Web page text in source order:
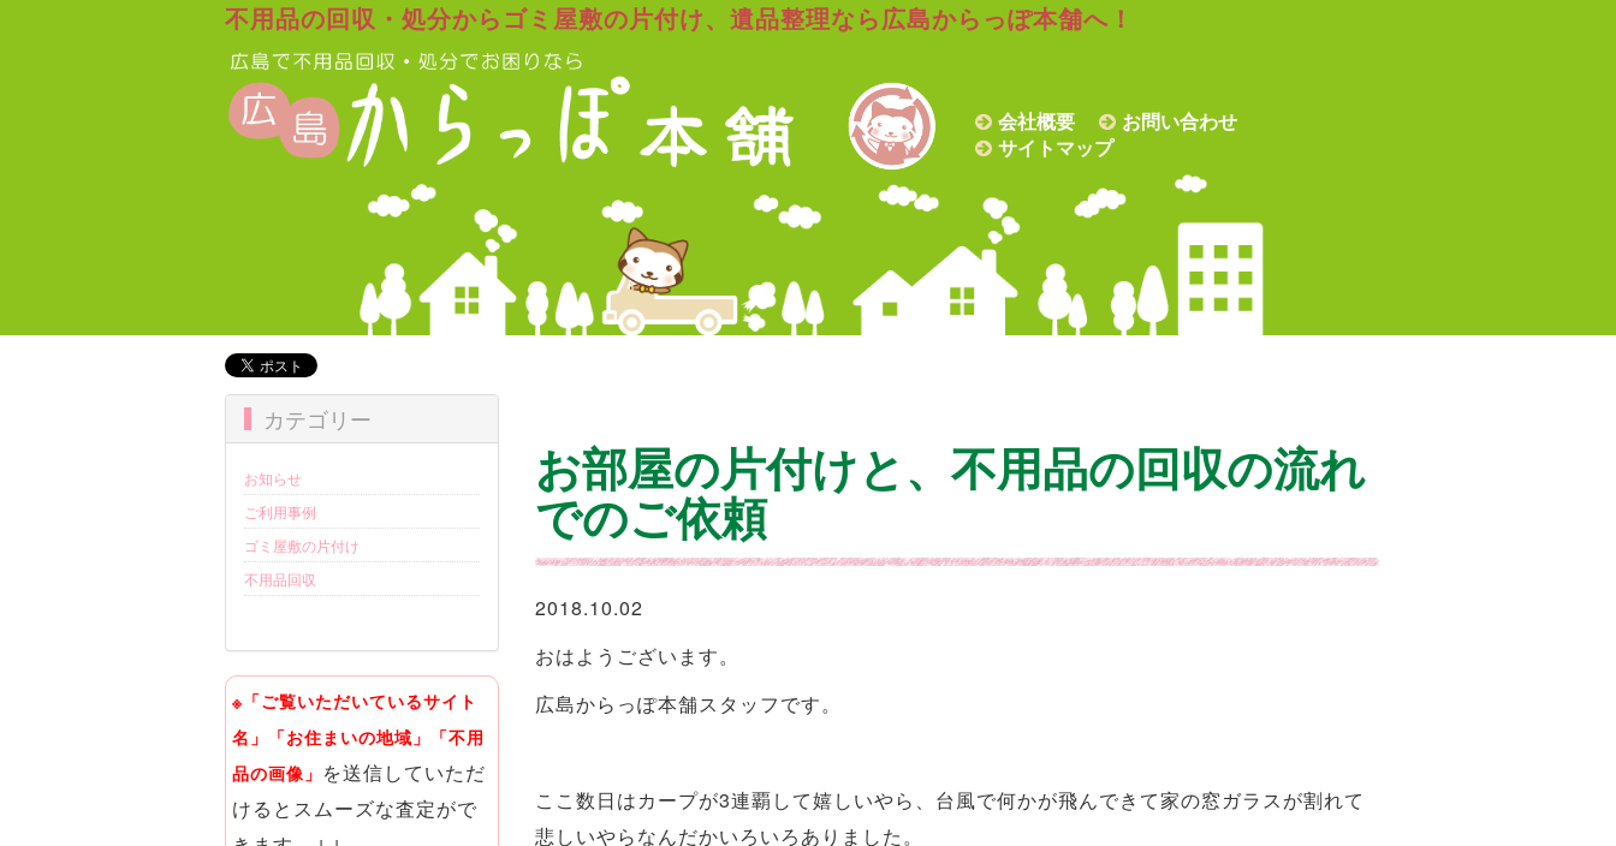
不用品の回収・処分からゴミ屋敷の片付け、遺品整理なら広島からっぽ本舗へ！
会社概要
お問い合わせ
サイトマップ
カテゴリー
お知らせ
ご利用事例
ゴミ屋敷の片付け
不用品回収
※「ご覧いただいているサイト
名」「お住まいの地域」「不用
品の画像」 を送信していただ
けるとスムーズな査定がで
お部屋の片付けと、不用品の回収の流れ
でのご依頼
2018.10.02
おはようございます。
広島からっぽ本舗スタッフです。
ここ数日はカープが3連覇して嬉しいやら、台風で何かが飛んできて家の窓ガラスが割れて
悲しいやらなんだかいろいろありました。